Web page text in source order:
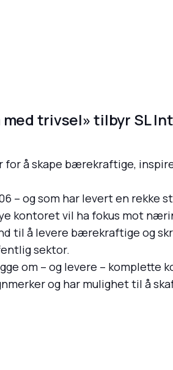
trivsel» tilbyr SL
å skape bærekraftige,
– og som har levert en rekke
kontoret vil ha fokus mot
til å levere bærekraftige og
sektor.
om – og levere –
og har mulighet til å